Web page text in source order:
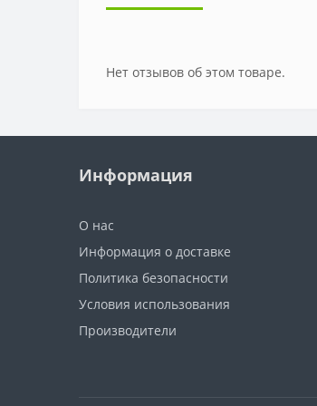
Нет отзывов об этом товаре.
Информация
О нас
Информация о доставке
Политика безопасности
Условия использования
Производители